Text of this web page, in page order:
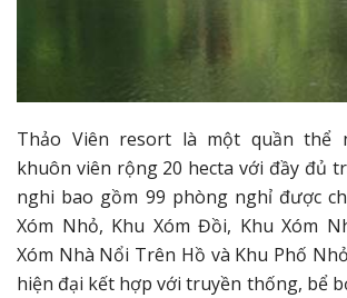
Thảo Viên resort là một quần thể
khuôn viên rộng 20 hecta với đầy đủ
nghi bao gồm 99 phòng nghỉ được
Xóm Nhỏ, Khu Xóm Đồi, Khu Xóm
Xóm Nhà Nổi Trên Hồ và Khu Phố
hiện đại kết hợp với truyền thống, bể